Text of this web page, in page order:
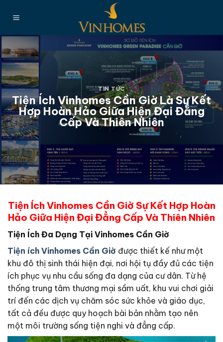
đến
TIN TỨC
Tiện Ích Vinhomes Cần Giờ Là Sự Kết
Hợp Hoàn Hảo Giữa Hiện Đại Đẳng
Cấp Và Thiên Nhiên
Tiện Ích Vinhomes Cần Giờ Sự Kết Hợp Hoàn
Hảo Giữa Hiện Đại Đẳng Cấp Và Thiên Nhiên
Tiện Ích Đa Dạng Tại Vinhomes Cần Giờ
Tiện ích Vinhomes Cần Giờ được thiết kế như một
khu đô thị sinh thái hiện đại, nơi hội tụ đầy đủ các tiện
ích phục vụ nhu cầu sống đa dạng của cư dân. Từ hệ
thống trung tâm thương mại sầm uất, khu vui chơi giải
trí đến các dịch vụ chăm sóc sức khỏe và giáo dục,
tất cả đều được quy hoạch bài bản nhằm tạo nên
một môi trường sống tiện nghi và đẳng cấp.